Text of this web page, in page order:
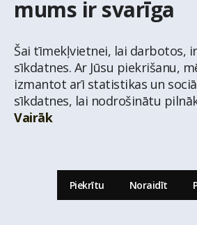
mums ir svarīga
Šai tīmekļvietnei, lai darbotos,
sīkdatnes. Ar Jūsu piekrišanu,
izmantot arī statistikas un
sīkdatnes, lai nodrošinātu
Vairāk
Piekrītu Noraidīt
© Nekustamo īpašumu aģentūra Latio.
latio@latio.lv